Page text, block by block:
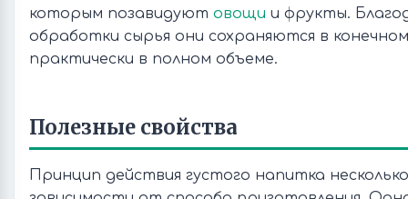
которым позавидуют овощи и фрукты.
обработки сырья они сохраняются в
практически в полном объеме.
Полезные свойства
Принцип действия густого напитка